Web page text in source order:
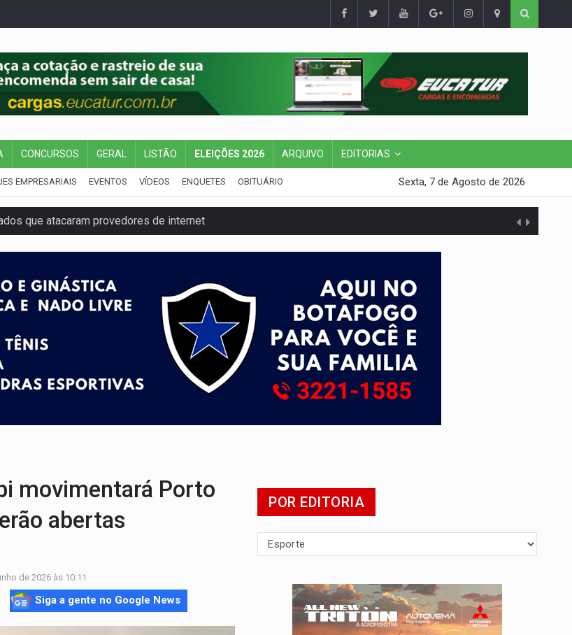
CONCURSOS GERAL LISTÃO ELEIÇÕES 2026 ARQUIVO EDITORIAS
EMPRESARIAIS EVENTOS VÍDEOS ENQUETES OBITUÁRIO Sexta, 7 de Agosto de 2026
que atacaram provedores de internet
apreende quase meia tonelada de maconha
para comunidades do Baixo Madeira
na BR-364, entre elas uma criança
de facção é preso com revólveres e espingardas
entre carreta e Fiat Uno na BR-364
da legislação sobre transporte de cargas por empresa
movimentará Porto
abertas
de 2026 às 10:11
Siga a gente no Google News
POR EDITORIA